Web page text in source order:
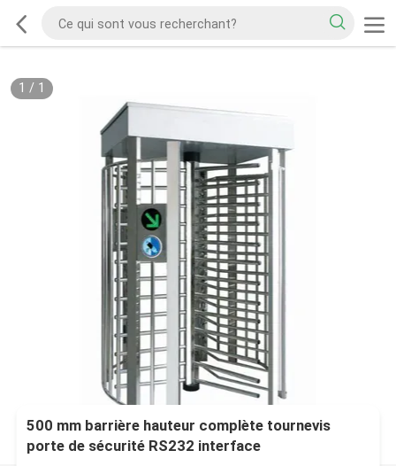
1 / 1
500 mm barrière hauteur complète tournevis
porte de sécurité RS232 interface